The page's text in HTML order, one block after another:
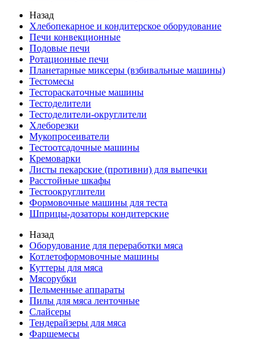
Назад
Хлебопекарное и кондитерское оборудование
Печи конвекционные
Подовые печи
Ротационные печи
Планетарные миксеры (взбивальные машины)
Тестомесы
Тестораскаточные машины
Тестоделители
Тестоделители-округлители
Хлеборезки
Мукопросеиватели
Тестоотсадочные машины
Кремоварки
Листы пекарские (противни) для выпечки
Расстойные шкафы
Тестоокруглители
Формовочные машины для теста
Шприцы-дозаторы кондитерские
Назад
Оборудование для переработки мяса
Котлетоформовочные машины
Куттеры для мяса
Мясорубки
Пельменные аппараты
Пилы для мяса ленточные
Слайсеры
Тендерайзеры для мяса
Фаршемесы